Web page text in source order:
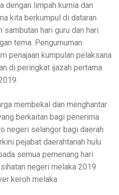
dengan limpah kurnia dan
kita berkumpul di dataran
sambutan hari guru dan hari
tema. Pengumuman
penajaan kumpulan pelaksana
di peringkat ijazah pertama
membekal dan menghantar
berkaitan bagi penerima
negeri selangor bagi daerah
pejabat daerahtanah hulu
semua pemenang hari
negeri melaka 2019
keroh melaka.